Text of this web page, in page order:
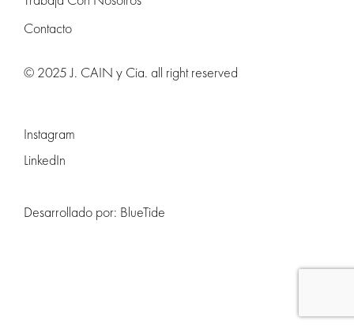
Contacto
© 2025 J. CAIN y Cia. all right reserved
Instagram
LinkedIn
Desarrollado por: BlueTide